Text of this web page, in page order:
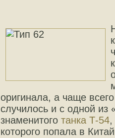
оригинала, а чаще
случилось и с одной из
знаменитого танка Т-54,
которого попала в